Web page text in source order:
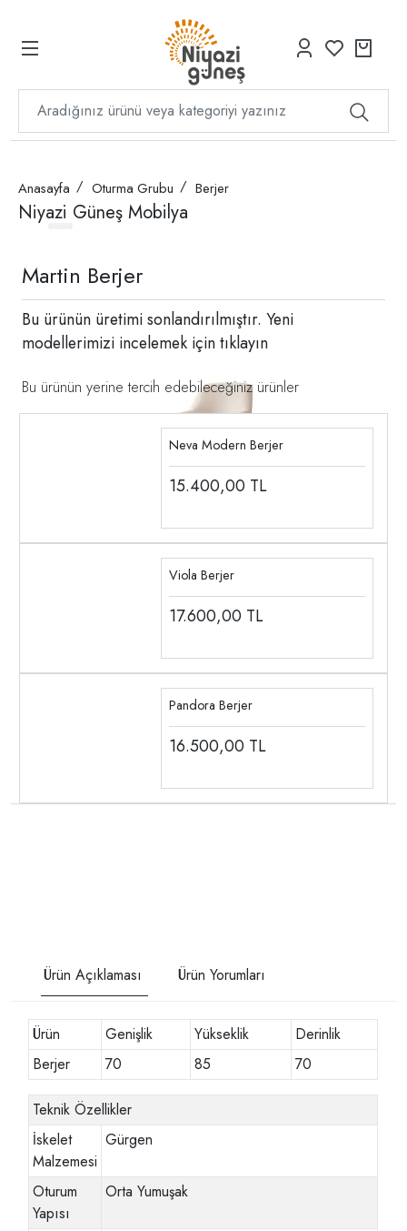
Anasayfa Oturma Grubu Berjer
Niyazi Güneş Mobilya
Martin Berjer
Bu ürünün üretimi sonlandırılmıştır. Yeni
modellerimizi incelemek içintıklayın
Bu ürünün yerine tercih edebileceğiniz ürünler
Neva Modern Berjer
15.400,00 TL
Viola Berjer
17.600,00 TL
Pandora Berjer
16.500,00 TL
Ürün Açıklaması Ürün Yorumları
Ürün Genişlik Yükseklik
Derinlik
Berjer
70 85 70
Teknik Özellikler
İskelet
Malzemesi
Gürgen
Oturum
Yapısı
Orta Yumuşak